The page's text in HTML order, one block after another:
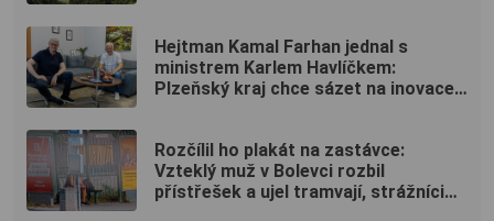
Hejtman Kamal Farhan jednal s
ministrem Karlem Havlíčkem:
Plzeňský kraj chce sázet na inovace
Rozčílil ho plakát na zastávce:
Vzteklý muž v Bolevci rozbil
přístřešek a ujel tramvají, strážníci